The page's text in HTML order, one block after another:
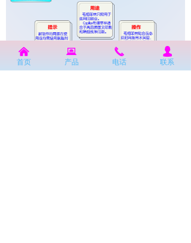
낀
首页
뀵
产品
끅
电话
넙
联系